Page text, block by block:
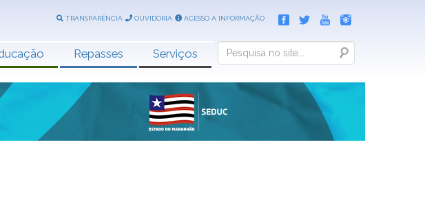
TRANSPARÊNCIA OUVIDORIA ACESSO A INFORMAÇÃO
Repasses Serviços Search